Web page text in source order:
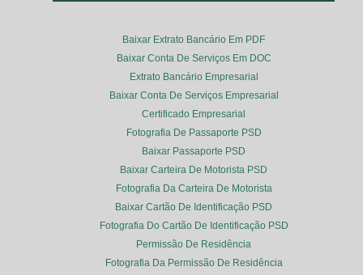
Baixar Extrato Bancário Em PDF
Baixar Conta De Serviços Em DOC
Extrato Bancário Empresarial
Baixar Conta De Serviços Empresarial
Certificado Empresarial
Fotografia De Passaporte PSD
Baixar Passaporte PSD
Baixar Carteira De Motorista PSD
Fotografia Da Carteira De Motorista
Baixar Cartão De Identificação PSD
Fotografia Do Cartão De Identificação PSD
Permissão De Residência
Fotografia Da Permissão De Residência